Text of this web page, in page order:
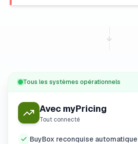
Tous les systèmes opérationnels
Avec myPricing
Tout connecté
BuyBox reconquise